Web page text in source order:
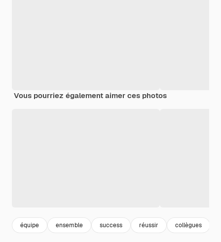
Vous pourriez également aimer ces photos
équipe ensemble success réussir collègues